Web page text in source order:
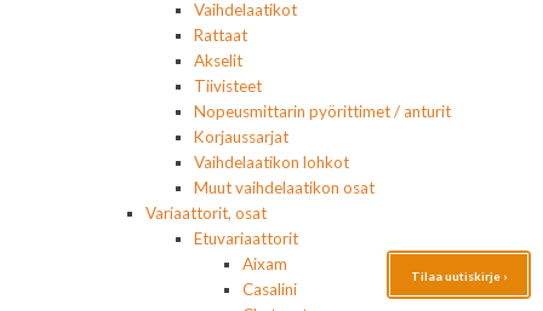
Vaihdelaatikot
Rattaat
Akselit
Tiivisteet
Nopeusmittarin pyörittimet / anturit
Korjaussarjat
Vaihdelaatikon lohkot
Muut vaihdelaatikon osat
Variaattorit, osat
Etuvariaattorit
Aixam
Casalini
Tilaa uutiskirje ›